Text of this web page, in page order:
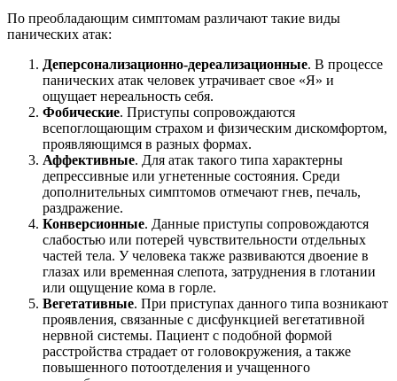
По преобладающим симптомам различают такие виды
панических атак:
Деперсонализационно-дереализационные. В процессе
панических атак человек утрачивает свое «Я» и
ощущает нереальность себя.
Фобические. Приступы сопровождаются
всепоглощающим страхом и физическим дискомфортом,
проявляющимся в разных формах.
Аффективные. Для атак такого типа характерны
депрессивные или угнетенные состояния. Среди
дополнительных симптомов отмечают гнев, печаль,
раздражение.
Конверсионные. Данные приступы сопровождаются
слабостью или потерей чувствительности отдельных
частей тела. У человека также развиваются двоение в
глазах или временная слепота, затруднения в глотании
или ощущение кома в горле.
Вегетативные. При приступах данного типа возникают
проявления, связанные с дисфункцией вегетативной
нервной системы. Пациент с подобной формой
расстройства страдает от головокружения, а также
повышенного потоотделения и учащенного